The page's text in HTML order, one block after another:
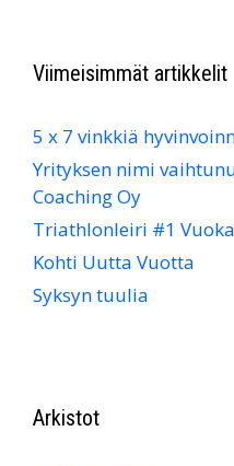
Viimeisimmät artikkelit
5 x 7 vinkkiä
Yrityksen nimi
Coaching Oy
Triathlonleiri #1
Kohti Uutta Vuotta
Syksyn tuulia
Arkistot